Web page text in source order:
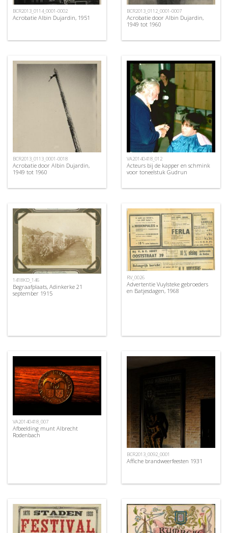
BCR2013_0114_0001-0002
Acrobatie Albin Dujardin, 1951
BCR2013_0112_0001-0007
Acrobatie door Albin Dujardin,
1949 tot 1960
BCR2013_0113_0001-0018
Acrobatie door Albin Dujardin,
1949 tot 1960
VA20140418_012
Acteurs bij de kapper en schmink
voor toneelstuk Gudrun
1418KD_146
Begraafplaats, Adinkerke 21
september 1915
RV_0026
Advertentie Vuylsteke gebroeders
en Batjesdagen, 1968
VA20140418_007
Afbeelding munt Albrecht
Rodenbach
BCR2013_0092_0001
Affiche brandweerfeesten 1931